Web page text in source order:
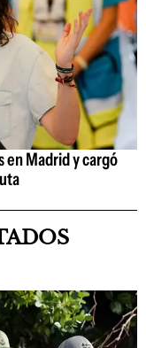
en Madrid y cargó